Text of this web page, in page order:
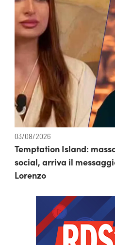
03/08/2026
Temptation Island:
social, arriva il
Lorenzo